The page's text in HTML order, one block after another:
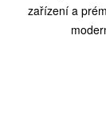
zařízení a